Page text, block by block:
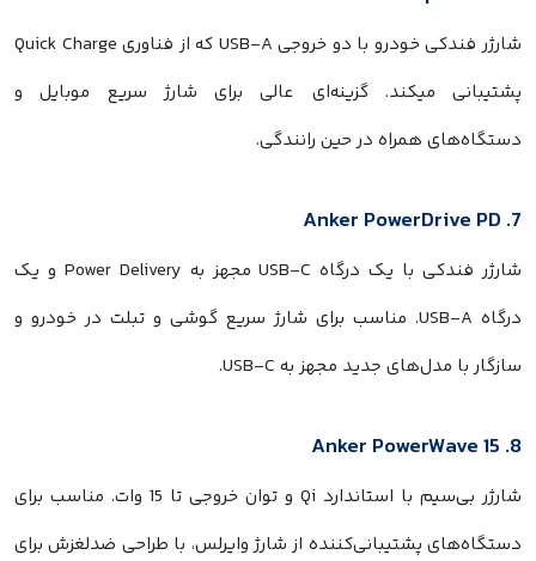
شارژر فندکی خودرو با دو خروجی USB-A که از فناوری Quick Charge
پشتیبانی میکند. گزینه‌ای عالی برای شارژ سریع موبایل و
دستگاه‌های همراه در حین رانندگی.
7. Anker PowerDrive PD
شارژر فندکی با یک درگاه USB-C مجهز به Power Delivery و یک
درگاه USB-A. مناسب برای شارژ سریع گوشی و تبلت در خودرو و
سازگار با مدل‌های جدید مجهز به USB-C.
8. Anker PowerWave 15
شارژر بی‌سیم با استاندارد Qi و توان خروجی تا 15 وات. مناسب برای
دستگاه‌های پشتیبانی‌کننده از شارژ وایرلس، با طراحی ضدلغزش برای